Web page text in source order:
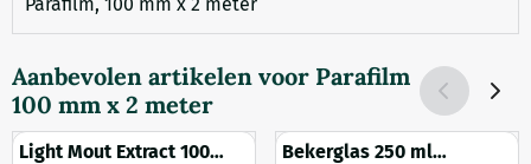
Aanbevolen artikelen voor Parafilm
100 mm x 2 meter
Light Mout Extract 100
Bekerglas 250 ml